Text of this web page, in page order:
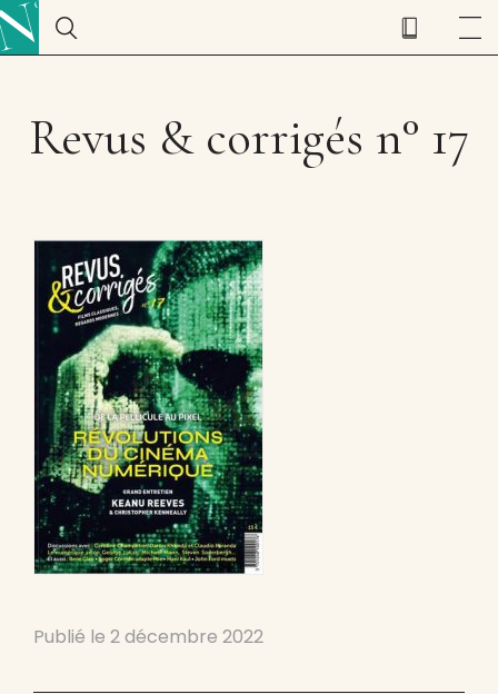
Revus & corrigés n° 17
Publié le 2 décembre 2022